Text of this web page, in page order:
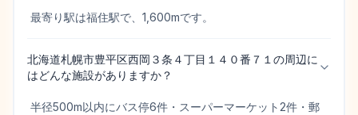
最寄り駅は福住駅で、1,600mです。
北海道札幌市豊平区西岡３条４丁目１４０番７１の周辺に
はどんな施設がありますか？
半径500m以内にバス停6件・スーパーマーケット2件・郵